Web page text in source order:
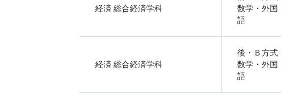
経済 総合経済学科
数学・外国
語
経済 総合経済学科
後・Ｂ方式
数学・外国
語